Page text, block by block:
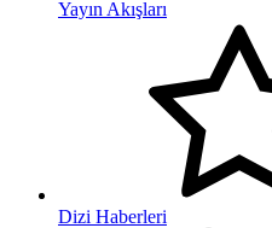
Yayın Akışları
Dizi Haberleri